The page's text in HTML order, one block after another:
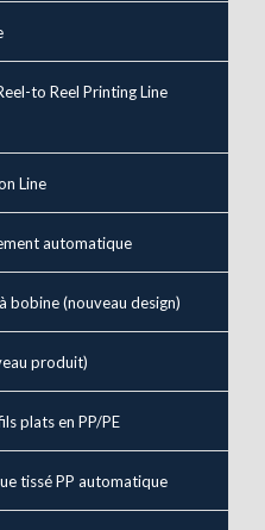
to Reel Printing Line
Line
automatique
bobine (nouveau design)
produit)
plats en PP/PE
tissé PP automatique